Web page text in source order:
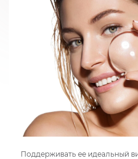
Поддерживать ее идеальный